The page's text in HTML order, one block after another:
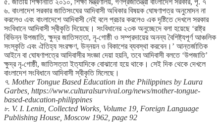
৬. বাংলাদেশ সরকার জাতিসংঘের আদিবাসী অধিকার বিষয়ক ঘোষণাপত্র অনুমোদন না
করলেও এবং বাংলাদেশে আদিবাসী নেই বলে প্রচার করলেও এক দৃষ্টিতে দেখলে সরকার
সংবিধানে আদিবাসী স্বীকৃতি দিয়েছে। সংবিধানের ২৩ক অনুচ্ছেদে বলা হয়েছে ‘রাষ্ট্র
বিভিন্ন উপজাতি, ক্ষুদ্র জাতিসত্তা, নৃ-গোষ্ঠী ও সম্প্রদায়ের অনন্য বৈশিষ্ট্যপূর্ণ আঞ্চলিক
সংস্কৃতি এবং ঐতিহ্য সংরক্ষণ, উন্নয়ন ও বিকাশের ব্যবস্থা করবেন।’ আন্তর্জাতিক
আইনে বা ঘোষণাপত্রে আদিবাসীর সংজ্ঞা দেয়া হয়নি, তবে আদিবাসী বলতে ‘উপজাতি’
ক্ষুদ্র নৃ-গোষ্ঠী, জাতিসত্তা ইত্যাদিকে বোঝানো হয়ে থাকে। সেই দিক থেকে দেখলে
বাংলাদেশ সংবিধানে আদিবাসী স্বীকৃতি মিলেছে।
৭. Mother Tongue Based Education in the Philippines by Laura
Garbes, https://www.culturalsurvival.org/news/mother-tongue-
based-education-philippines
৮. V. I. Lenin, Collected Works, Volume 19, Foreign Language
Publishing House, Moscow 1962, page 92